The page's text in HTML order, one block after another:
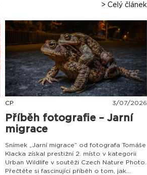
> Celý článek
CP 3/07/2026
Příběh fotografie – Jarní
migrace
Snímek „Jarní migrace“ od fotografa Tomáše
Klacka získal prestižní 2. místo v kategorii
Urban Wildlife v soutěži Czech Nature Photo.
Přečtěte si fascinující příběh o tom, jak...